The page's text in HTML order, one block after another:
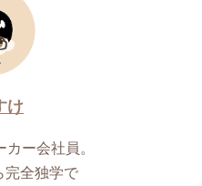
け
ー会社員。
完全独学で